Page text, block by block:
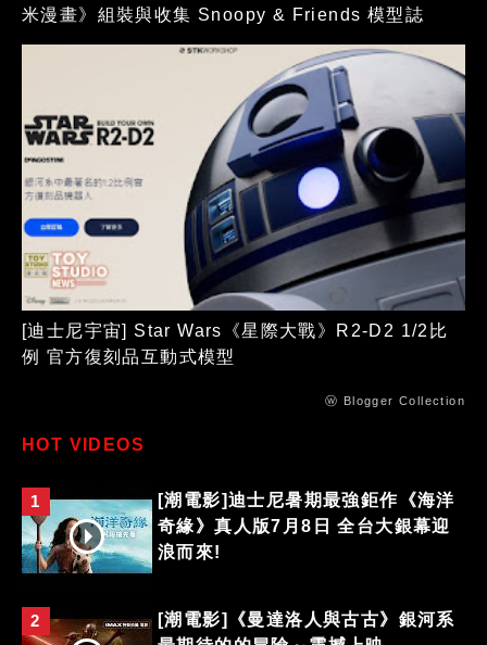
米漫畫》組裝與收集 Snoopy & Friends 模型誌
[迪士尼宇宙] Star Wars《星際大戰》R2-D2 1/2比
例 官方復刻品互動式模型
ⓦ Blogger Collection
HOT VIDEOS
1
[潮電影]迪士尼暑期最強鉅作《海洋
奇緣》真人版7月8日 全台大銀幕迎
浪而來!
2
[潮電影]《曼達洛人與古古》銀河系